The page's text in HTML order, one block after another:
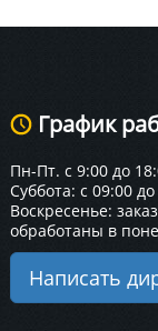
График
Пн-Пт. с 9:00 до
Суббота: с 09:00
Воскресенье:
обработаны в
Написать